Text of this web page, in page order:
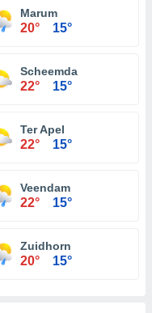
Marum
20° 15°
Scheemda
22° 15°
Ter Apel
22° 15°
Veendam
22° 15°
Zuidhorn
20° 15°